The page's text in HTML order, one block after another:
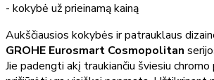
- kokybė už prieinamą kainą
Aukščiausios kokybės ir patrauklaus
GROHE Eurosmart Cosmopolitan
Jie padengti akį traukiančiu šviesiu chromo